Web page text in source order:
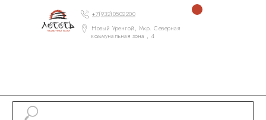
+7(932)0502200
Новый Уренгой, Мкр. Северная
коммунальная зона , 4